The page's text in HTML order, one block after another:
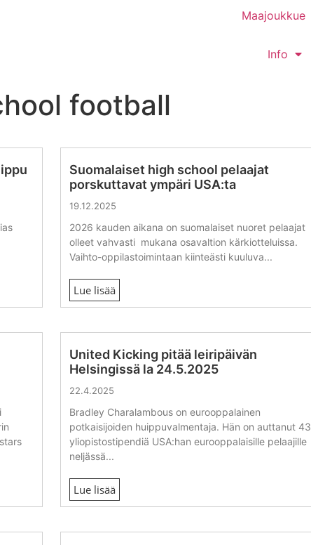
Maajoukkue
Info
football
Suomalaiset high school pelaajat
porskuttavat ympäri USA:ta
19.12.2025
2026 kauden aikana on suomalaiset nuoret pelaajat
olleet vahvasti mukana osavaltion kärkiotteluissa.
Vaihto-oppilastoimintaan kiinteästi kuuluva...
Lue lisää
United Kicking pitää leiripäivän
Helsingissä la 24.5.2025
22.4.2025
Bradley Charalambous on eurooppalainen
potkaisijoiden huippuvalmentaja. Hän on auttanut 43
yliopistostipendiä USA:han eurooppalaisille pelaajille
neljässä...
Lue lisää